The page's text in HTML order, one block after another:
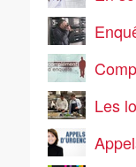
Les